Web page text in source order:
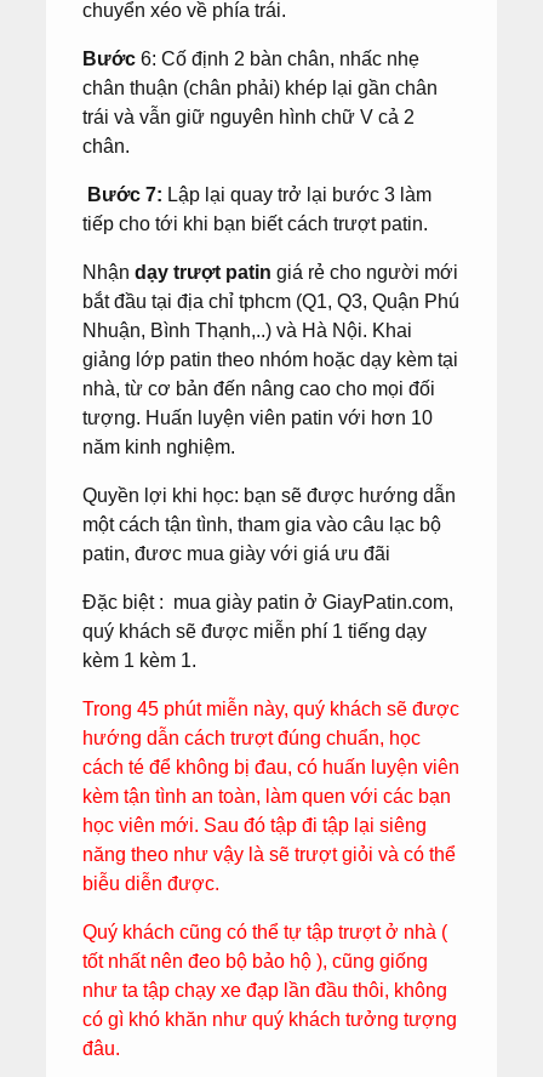
chuyển xéo về phía trái.
Bước 6: Cố định 2 bàn chân, nhấc nhẹ
chân thuận (chân phải) khép lại gần chân
trái và vẫn giữ nguyên hình chữ V cả 2
chân.
Bước 7: Lập lại quay trở lại bước 3 làm
tiếp cho tới khi bạn biết cách trượt patin.
Nhận dạy trượt patin giá rẻ cho người mới
bắt đầu tại địa chỉ tphcm (Q1, Q3, Quận Phú
Nhuận, Bình Thạnh,..) và Hà Nội. Khai
giảng lớp patin theo nhóm hoặc dạy kèm tại
nhà, từ cơ bản đến nâng cao cho mọi đối
tượng. Huấn luyện viên patin với hơn 10
năm kinh nghiệm.
Quyền lợi khi học: bạn sẽ được hướng dẫn
một cách tận tình, tham gia vào câu lạc bộ
patin, đươc mua giày với giá ưu đãi
Đặc biệt : mua giày patin ở GiayPatin.com,
quý khách sẽ được miễn phí 1 tiếng dạy
kèm 1 kèm 1.
Trong 45 phút miễn này, quý khách sẽ được
hướng dẫn cách trượt đúng chuẩn, học
cách té để không bị đau, có huấn luyện viên
kèm tận tình an toàn, làm quen với các bạn
học viên mới. Sau đó tập đi tập lại siêng
năng theo như vậy là sẽ trượt giỏi và có thể
biễu diễn được.
Quý khách cũng có thể tự tập trượt ở nhà (
tốt nhất nên đeo bộ bảo hộ ), cũng giống
như ta tập chạy xe đạp lần đầu thôi, không
có gì khó khăn như quý khách tưởng tượng
đâu.